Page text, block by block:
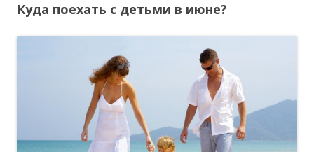
Куда поехать с детьми в июне?